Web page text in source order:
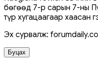
бөгөөд 7-р сарын 7-ны
түр хугацаагаар хаасан
Эх сурвалж:
Буцах